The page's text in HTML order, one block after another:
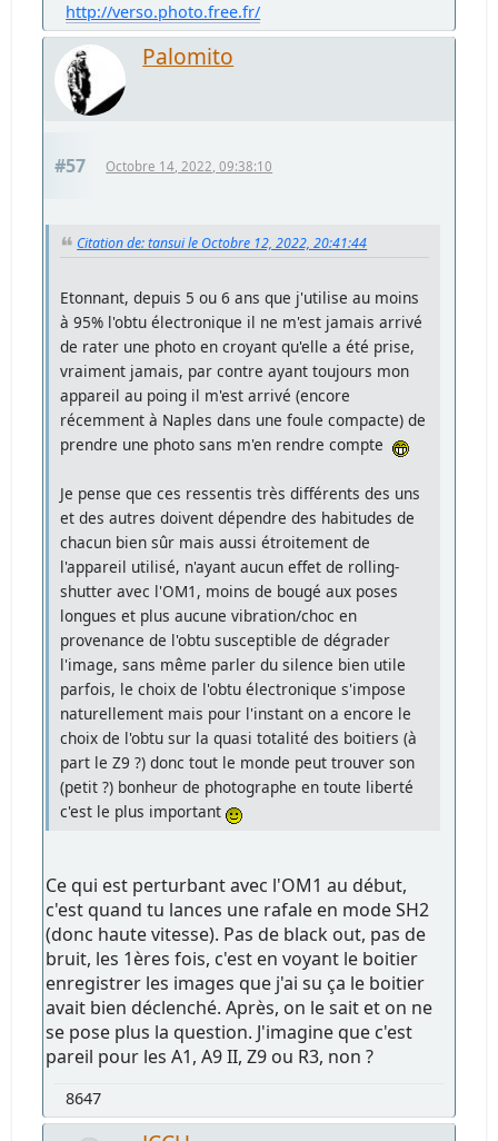
http://verso.photo.free.fr/
Palomito
#57 Octobre 14, 2022, 09:38:10
Citation de: tansui le Octobre 12, 2022, 20:41:44
Etonnant, depuis 5 ou 6 ans que j'utilise au moins
à 95% l'obtu électronique il ne m'est jamais arrivé
de rater une photo en croyant qu'elle a été prise,
vraiment jamais, par contre ayant toujours mon
appareil au poing il m'est arrivé (encore
récemment à Naples dans une foule compacte) de
prendre une photo sans m'en rendre compte
Je pense que ces ressentis très différents des uns
et des autres doivent dépendre des habitudes de
chacun bien sûr mais aussi étroitement de
l'appareil utilisé, n'ayant aucun effet de rolling-
shutter avec l'OM1, moins de bougé aux poses
longues et plus aucune vibration/choc en
provenance de l'obtu susceptible de dégrader
l'image, sans même parler du silence bien utile
parfois, le choix de l'obtu électronique s'impose
naturellement mais pour l'instant on a encore le
choix de l'obtu sur la quasi totalité des boitiers (à
part le Z9 ?) donc tout le monde peut trouver son
(petit ?) bonheur de photographe en toute liberté
c'est le plus important
Ce qui est perturbant avec l'OM1 au début,
c'est quand tu lances une rafale en mode SH2
(donc haute vitesse). Pas de black out, pas de
bruit, les 1ères fois, c'est en voyant le boitier
enregistrer les images que j'ai su ça le boitier
avait bien déclenché. Après, on le sait et on ne
se pose plus la question. J'imagine que c'est
pareil pour les A1, A9 II, Z9 ou R3, non ?
8647